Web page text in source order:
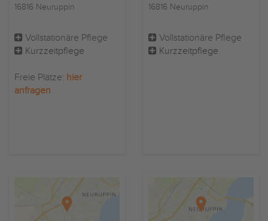
16816 Neuruppin
Vollstationäre Pflege
Kurzzeitpflege
Freie Plätze: hier
anfragen
16816 Neuruppin
Vollstationäre Pflege
Kurzzeitpflege